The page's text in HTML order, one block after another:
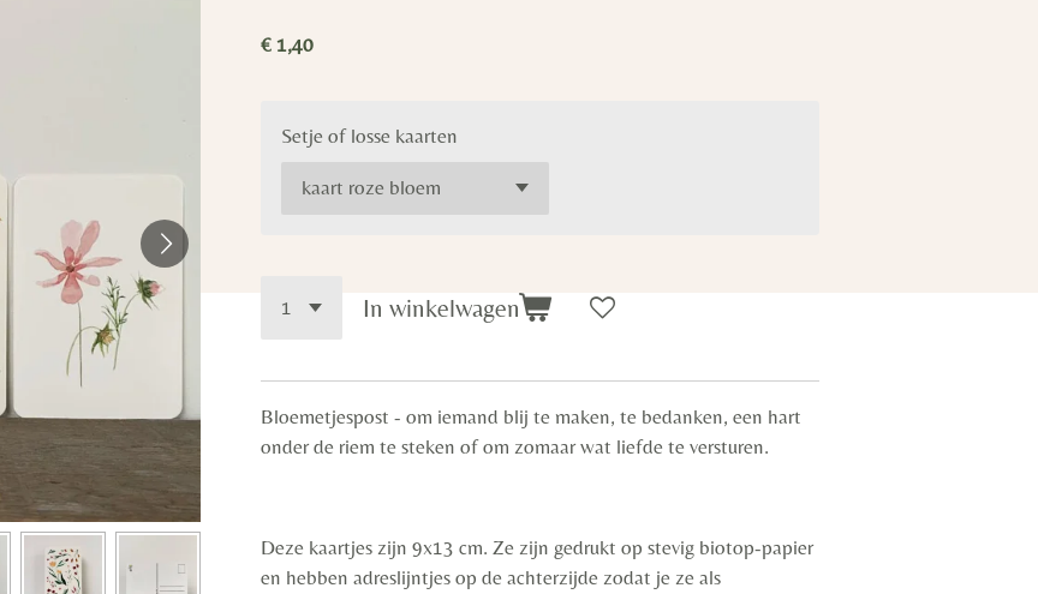
€ 1,40
Setje of losse kaarten
In winkelwagen
Bloemetjespost - om iemand blij te maken, te bedanken, een hart
onder de riem te steken of om zomaar wat liefde te versturen.
Deze kaartjes zijn 9x13 cm. Ze zijn gedrukt op stevig biotop-papier
en hebben adreslijntjes op de achterzijde zodat je ze als